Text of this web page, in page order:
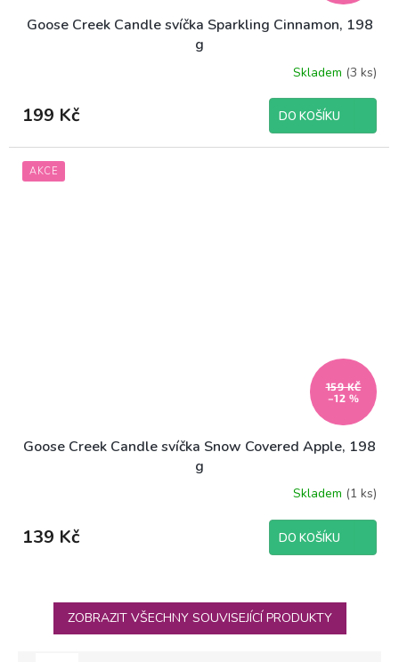
Goose Creek Candle svíčka Sparkling Cinnamon, 198
g
Skladem (3 ks)
199 Kč DO KOŠÍKU
AKCE
159 KČ
–12 %
Goose Creek Candle svíčka Snow Covered Apple, 198
g
Skladem (1 ks)
139 Kč DO KOŠÍKU
ZOBRAZIT VŠECHNY SOUVISEJÍCÍ PRODUKTY